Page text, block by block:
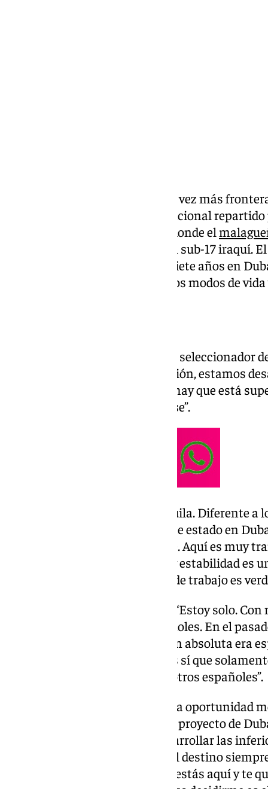
El fútbol español traspasa cada vez más
LaLiga y la RFEF, hay talento nacional
casos lo encontramos en Irak, donde el
encargado de dirigir la selección sub-17 iraquí.
aventura en el extranjero tras siete años en
hablar de su carrera, los distintos modos de
¿Qué hace en Irak? “Estoy como seleccionador
estar en el proyecto en la selección, estamos
patas de un proyecto que tiene hay que está
desarrollo del fútbol y fútbol base”.
¿Cómo es la vida allí? “Es tranquila. Diferente
últimas siete temporadas que he estado en
nivel de vida es bastante grande. Aquí es muy
tranquilo. A nivel de seguridad y estabilidad es
de ocio y cosas que hacer fuera de trabajo es
¿Vive con algún conocido más? “Estoy solo.
técnico, que también son españoles. En el
con más andaluces. La selección absoluta era
Casas. En cuanto a malagueños sí que
compartimos experiencia con otros españoles”.
Decisión de cambiar de aires. “La oportunidad
Cuando decido formar parte del proyecto de
de venir a un proyecto para desarrollar las
17. Lo tuve que valorar, porque el destino
está la situación. Hasta que no estás aquí y te